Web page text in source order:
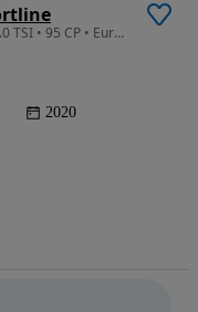
999 cm3 • 95 CP • Volkswagen Polo 2020 • 1.0 TSI • 95 CP • Euro 6 • 114.000 km Se vinde
2020